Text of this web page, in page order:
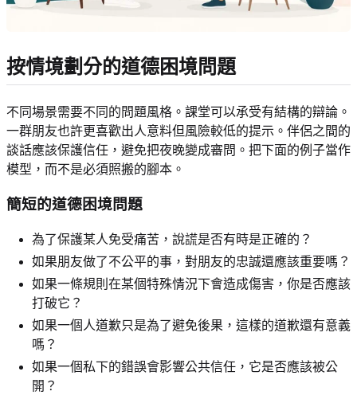
按情境劃分的道德困境問題
不同場景需要不同的問題風格。課堂可以承受有結構的辯論。
一群朋友也許更喜歡出人意料但風險較低的提示。伴侶之間的
談話應該保護信任，避免把夜晚變成審問。把下面的例子當作
模型，而不是必須照搬的腳本。
簡短的道德困境問題
為了保護某人免受痛苦，說謊是否有時是正確的？
如果朋友做了不公平的事，對朋友的忠誠還應該重要嗎？
如果一條規則在某個特殊情況下會造成傷害，你是否應該
打破它？
如果一個人道歉只是為了避免後果，這樣的道歉還有意義
嗎？
如果一個私下的錯誤會影響公共信任，它是否應該被公
開？